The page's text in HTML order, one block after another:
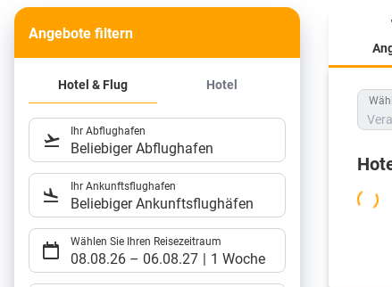
Angebote filtern
Hotel & Flug Hotel
Ihr Abflughafen
Beliebiger Abflughafen
Ihr Ankunftsflughafen
Beliebiger Ankunftsflughäfen
Wählen Sie Ihren Reisezeitraum
08.08.26 – 06.08.27 1 Woche